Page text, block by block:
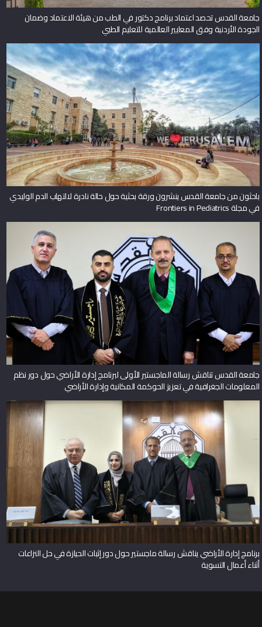
جامعة القدس تحصد اعتماد برنامج دكتور في الطب من هيئة الاعتماد وضمان
الجودة الأردنية وفق المعايير العالمية للتعليم الطبي
باحثون من جامعة القدس ينشرون ورقة بحثية حول حالة نادرة لالتهاب الدم الوليدي
في مجلة Frontiers in Pediatrics
جامعة القدس تناقش رسالة الماجستير الأولى لبرنامج إدارة الأراضي حول دور نظم
المعلومات الجغرافية في تعزيز الحوكمة المكانية وإدارة الأراضي
برنامج إدارة الأراضي يناقش رسالة ماجستير حول دور إثبات الحيازة في حل النزاعات
أثناء أعمال التسوية